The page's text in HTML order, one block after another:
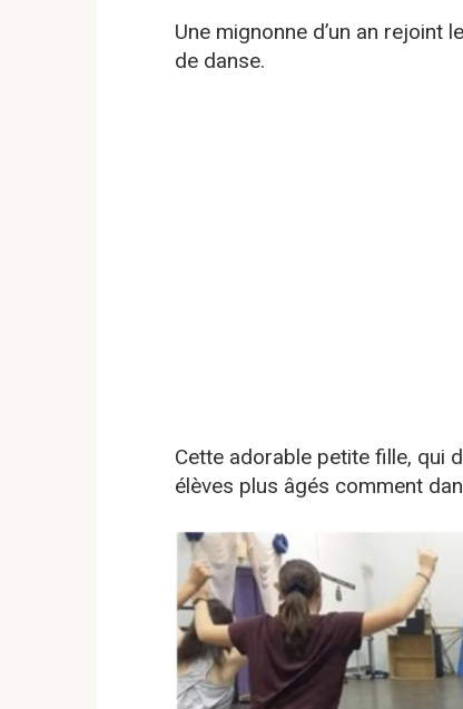
Une mignonne d’un an
de danse.
Cette adorable petite fille, qui
élèves plus âgés comment